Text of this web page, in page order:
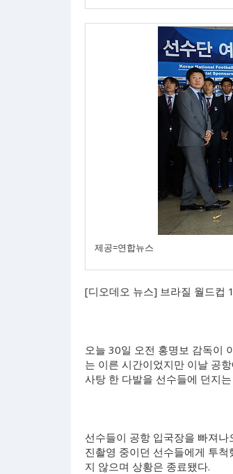
제공=연합뉴스
[디오데오 뉴스] 브라질 월드컵
오늘 30일 오전 홍명보 감독이
는 이른 시간이었지만 이날 공
사탕 한 다발을 선수들에 던지
선수들이 공항 입국장을 빠져
진촬영 중이던 선수들에게 투
지 않으며 상황은 종료됐다.